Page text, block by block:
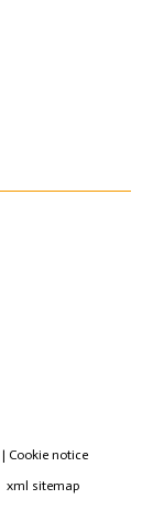
| Cookie notice
xml sitemap